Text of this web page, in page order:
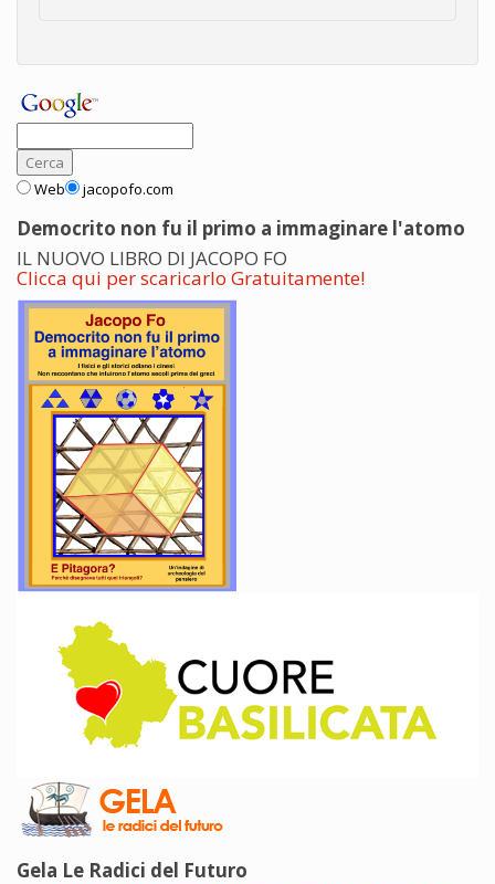
Web jacopofo.com
Democrito non fu il primo a immaginare l'atomo
IL NUOVO LIBRO DI JACOPO FO
Clicca qui per scaricarlo Gratuitamente!
Gela Le Radici del Futuro